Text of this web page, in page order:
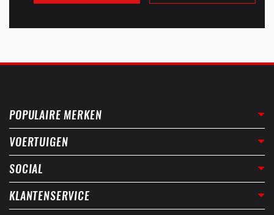
POPULAIRE MERKEN
VOERTUIGEN
SOCIAL
KLANTENSERVICE